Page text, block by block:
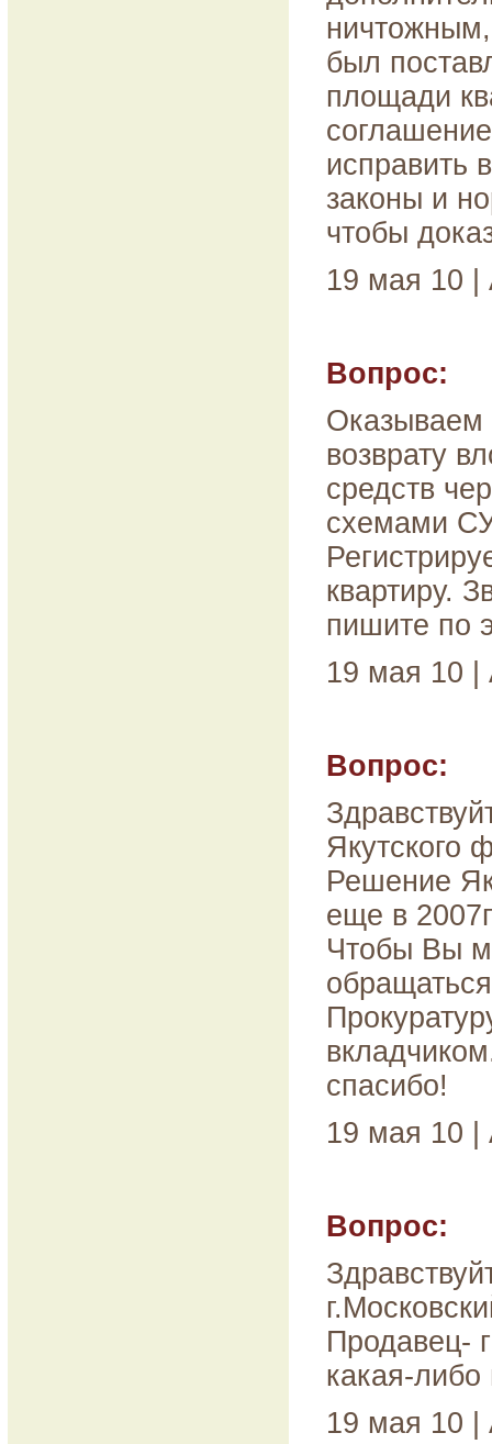
был
площади
исправить
законы и
чтобы
19 мая 10 |
Вопрос:
возврату
средств
схемами
квартиру.
пишите по
19 мая 10 |
Вопрос:
Якутского
Решение
еще в
Чтобы Вы
спасибо!
19 мая 10 |
Вопрос:
Продавец-
какая-
19 мая 10 |